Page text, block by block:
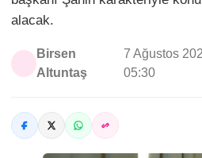
alacak.
Birsen
Altuntaş
7 Ağustos
05:30